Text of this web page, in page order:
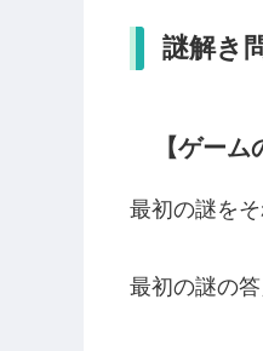
謎解き
【ゲーム
最初の謎を
最初の謎の